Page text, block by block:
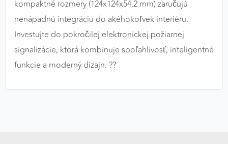
kompaktné rozmery (124x124x54.2 mm) zaručujú
nenápadnú integráciu do akéhokoľvek interiéru.
Investujte do pokročilej elektronickej požiarnej
signalizácie, ktorá kombinuje spoľahlivosť, inteligentné
funkcie a moderný dizajn. ??